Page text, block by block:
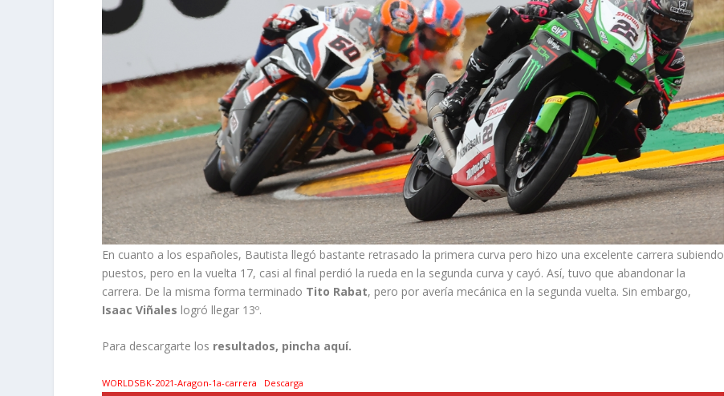
En cuanto a los españoles, Bautista llegó bastante retrasado la primera curva pero hizo una excelente carrera subiendo
puestos, pero en la vuelta 17, casi al final perdió la rueda en la segunda curva y cayó. Así, tuvo que abandonar la
carrera. De la misma forma terminado Tito Rabat, pero por avería mecánica en la segunda vuelta. Sin embargo,
Isaac Viñales logró llegar 13º.
Para descargarte los resultados, pincha aquí.
WORLDSBK-2021-Aragon-1a-carrera Descarga